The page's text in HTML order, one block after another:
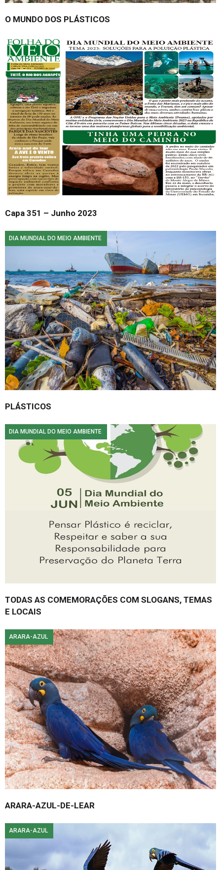
O MUNDO DOS PLÁSTICOS
Capa 351 – Junho 2023
DIA MUNDIAL DO MEIO AMBIENTE
PLÁSTICOS
DIA MUNDIAL DO MEIO AMBIENTE
TODAS AS COMEMORAÇÕES COM SLOGANS, TEMAS
E LOCAIS
ARARA-AZUL
ARARA-AZUL-DE-LEAR
ARARA-AZUL